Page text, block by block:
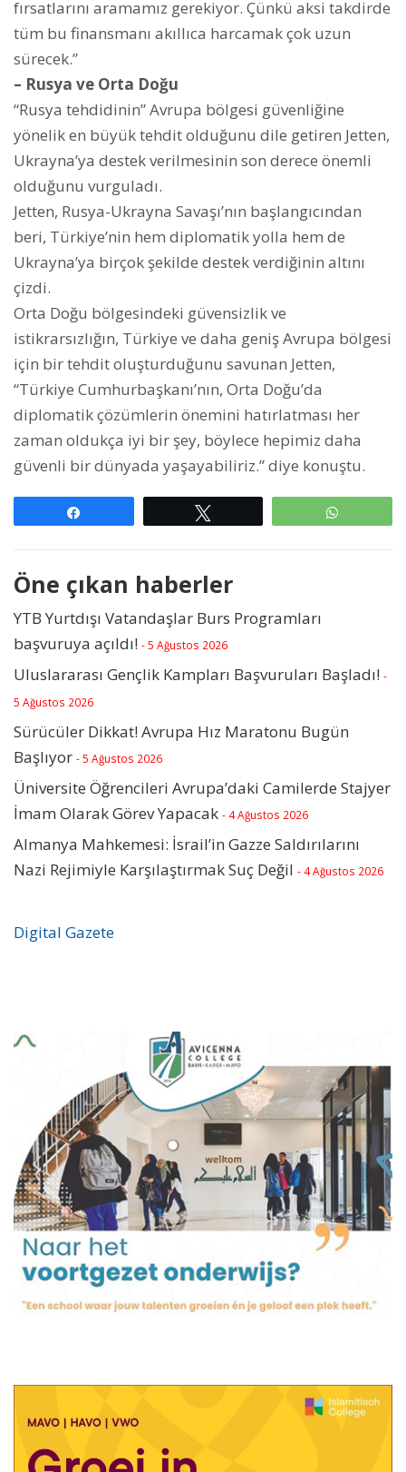
fırsatlarını aramamız gerekiyor. Çünkü aksi takdirde
tüm bu finansmanı akıllıca harcamak çok uzun
sürecek.”
– Rusya ve Orta Doğu
“Rusya tehdidinin” Avrupa bölgesi güvenliğine
yönelik en büyük tehdit olduğunu dile getiren Jetten,
Ukrayna’ya destek verilmesinin son derece önemli
olduğunu vurguladı.
Jetten, Rusya-Ukrayna Savaşı’nın başlangıcından
beri, Türkiye’nin hem diplomatik yolla hem de
Ukrayna’ya birçok şekilde destek verdiğinin altını
çizdi.
Orta Doğu bölgesindeki güvensizlik ve
istikrarsızlığın, Türkiye ve daha geniş Avrupa bölgesi
için bir tehdit oluşturduğunu savunan Jetten,
“Türkiye Cumhurbaşkanı’nın, Orta Doğu’da
diplomatik çözümlerin önemini hatırlatması her
zaman oldukça iyi bir şey, böylece hepimiz daha
güvenli bir dünyada yaşayabiliriz.” diye konuştu.
Öne çıkan haberler
YTB Yurtdışı Vatandaşlar Burs Programları
başvuruya açıldı! - 5 Ağustos 2026
Uluslararası Gençlik Kampları Başvuruları Başladı! -
5 Ağustos 2026
Sürücüler Dikkat! Avrupa Hız Maratonu Bugün
Başlıyor - 5 Ağustos 2026
Üniversite Öğrencileri Avrupa’daki Camilerde Stajyer
İmam Olarak Görev Yapacak - 4 Ağustos 2026
Almanya Mahkemesi: İsrail’in Gazze Saldırılarını
Nazi Rejimiyle Karşılaştırmak Suç Değil - 4 Ağustos 2026
Digital Gazete